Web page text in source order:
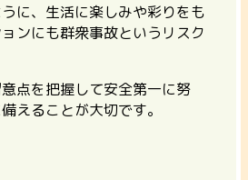
に、生活に楽しみや彩りをも
ンにも群衆事故というリスク
点を把握して安全第一に努
えることが大切です。